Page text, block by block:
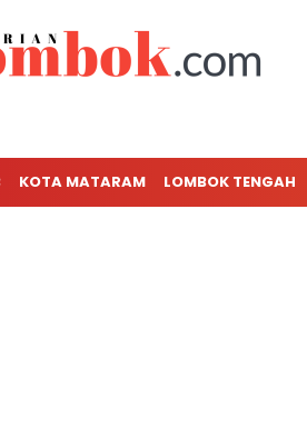
KOTA MATARAM LOMBOK TENGAH